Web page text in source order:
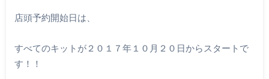
店頭予約開始日は、
すべてのキットが２０１７年１０月２０日からスタートで
す！！